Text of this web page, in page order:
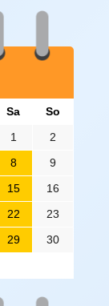
Sa
So
1
2
8
9
15
16
22
23
29
30